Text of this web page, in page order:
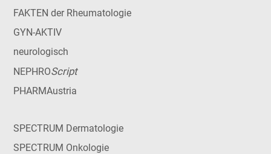
FAKTEN der Rheumatologie
GYN-AKTIV
neurologisch
NEPHROScript
PHARMAustria
SPECTRUM Dermatologie
SPECTRUM Onkologie